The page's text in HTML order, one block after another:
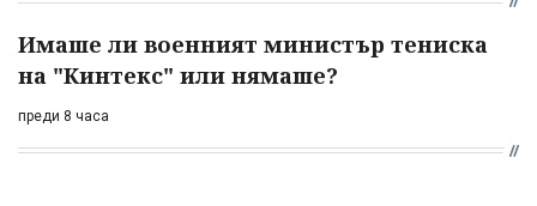
Имаше ли военният министър тениска
на "Кинтекс" или нямаше?
преди 8 часа